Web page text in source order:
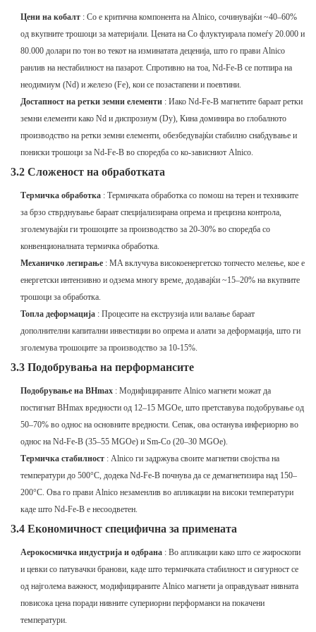
Цени на кобалт : Co е критична компонента на Alnico, сочинувајќи ~40–60%
од вкупните трошоци за материјали. Цената на Co флуктуирала помеѓу20.000 и
80.000 долари по тон во текот на изминатата деценија, што го прави Alnico
ранлив на нестабилност на пазарот. Спротивно на тоа, Nd-Fe-B се потпира на
неодимиум (Nd) и железо (Fe), кои се позастапени и поевтини.
Достапност на ретки земни елементи : Иако Nd-Fe-B магнетите бараат ретки
земни елементи како Nd и диспрозиум (Dy), Кина доминира во глобалното
производство на ретки земни елементи, обезбедувајќи стабилно снабдување и
пониски трошоци за Nd-Fe-B во споредба со ко-зависниот Alnico.
3.2 Сложеност на обработката
Термичка обработка : Термичката обработка со помош на терен и техниките
за брзо стврднување бараат специјализирана опрема и прецизна контрола,
зголемувајќи ги трошоците за производство за 20-30% во споредба со
конвенционалната термичка обработка.
Механичко легирање : MA вклучува високоенергетско топчесто мелење, кое е
енергетски интензивно и одзема многу време, додавајќи ~15–20% на вкупните
трошоци за обработка.
Топла деформација : Процесите на екструзија или валање бараат
дополнителни капитални инвестиции во опрема и алати за деформација, што ги
зголемува трошоците за производство за 10-15%.
3.3 Подобрувања на перформансите
Подобрување на BHmax : Модифицираните Alnico магнети можат да
постигнат BHmax вредности од 12–15 MGOe, што претставува подобрување од
50–70% во однос на основните вредности. Сепак, ова останува инфериорно во
однос на Nd-Fe-B (35–55 MGOe) и Sm-Co (20–30 MGOe).
Термичка стабилност : Alnico ги задржува своите магнетни својства на
температури до 500°C, додека Nd-Fe-B почнува да се демагнетизира над 150–
200°C. Ова го прави Alnico незаменлив во апликации на високи температури
каде што Nd-Fe-B е несоодветен.
3.4 Економичност специфична за примената
Аерокосмичка индустрија и одбрана : Во апликации како што се жироскопи
и цевки со патувачки бранови, каде што термичката стабилност и сигурност се
од најголема важност, модифицираните Alnico магнети ја оправдуваат нивната
повисока цена поради нивните супериорни перформанси на покачени
температури.